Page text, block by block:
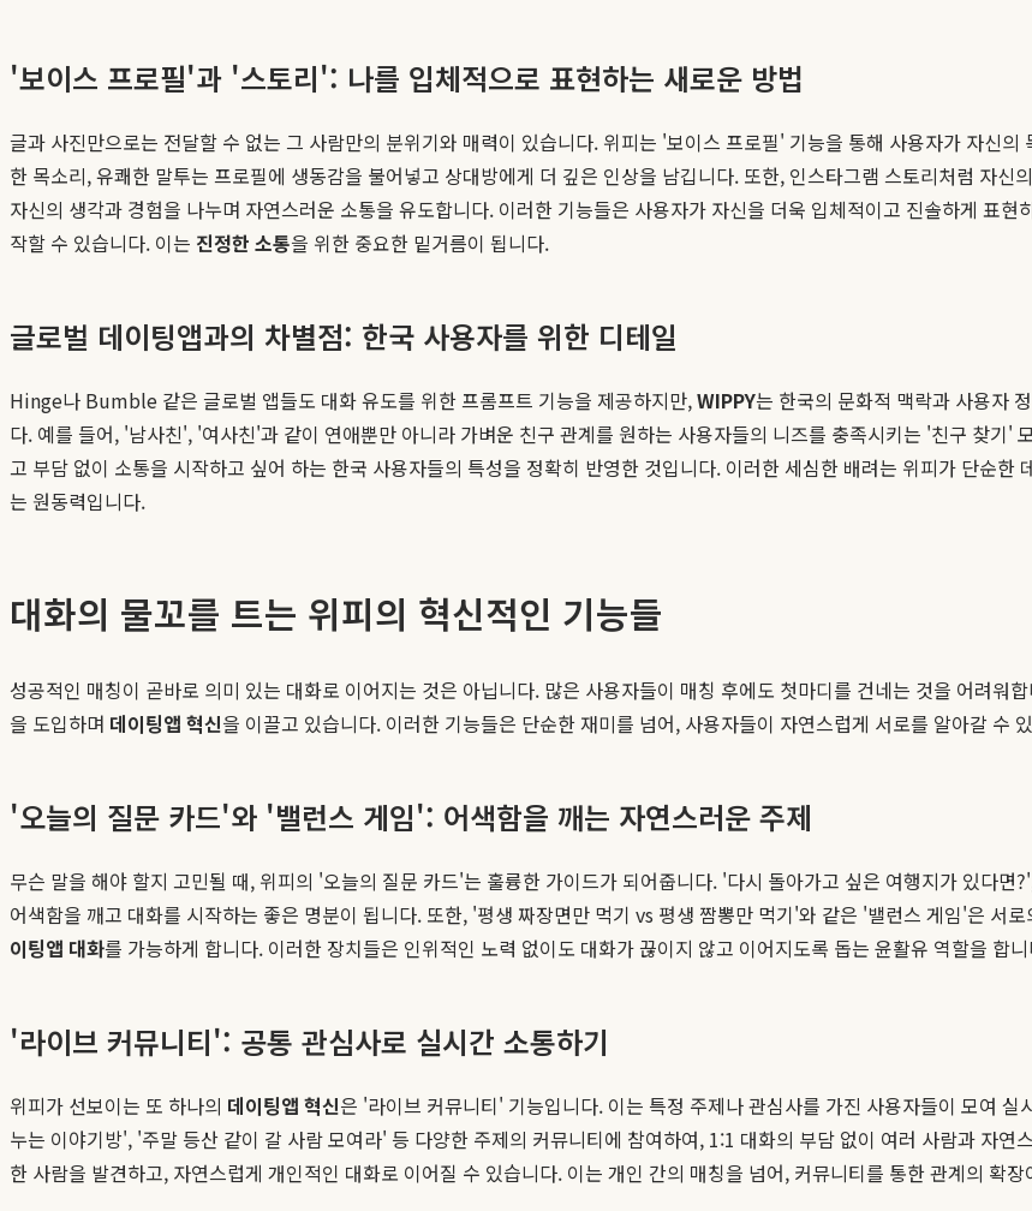
'보이스 프로필'과 '스토리': 나를 입체적으로 표현하는 새로운 방법
글과 사진만으로는 전달할 수 없는 그 사람만의 분위기와 매력이 있습니다. 위피는 '보이스 프로필' 기능을 통해 사용자가 자신
한 목소리, 유쾌한 말투는 프로필에 생동감을 불어넣고 상대방에게 더 깊은 인상을 남깁니다. 또한, 인스타그램 스토리처럼 자
자신의 생각과 경험을 나누며 자연스러운 소통을 유도합니다. 이러한 기능들은 사용자가 자신을 더욱 입체적이고 진솔하게 표
작할 수 있습니다. 이는 진정한 소통을 위한 중요한 밑거름이 됩니다.
글로벌 데이팅앱과의 차별점: 한국 사용자를 위한 디테일
Hinge나 Bumble 같은 글로벌 앱들도 대화 유도를 위한 프롬프트 기능을 제공하지만,WIPPY는 한국의 문화적 맥락과 사용자
다. 예를 들어, '남사친', '여사친'과 같이 연애뿐만 아니라 가벼운 친구 관계를 원하는 사용자들의 니즈를 충족시키는 '친구 찾기'
고 부담 없이 소통을 시작하고 싶어 하는 한국 사용자들의 특성을 정확히 반영한 것입니다. 이러한 세심한 배려는 위피가 단순
는 원동력입니다.
대화의 물꼬를 트는 위피의 혁신적인 기능들
성공적인 매칭이 곧바로 의미 있는 대화로 이어지는 것은 아닙니다. 많은 사용자들이 매칭 후에도 첫마디를 건네는 것을 어려워
을 도입하며 데이팅앱 혁신을 이끌고 있습니다. 이러한 기능들은 단순한 재미를 넘어, 사용자들이 자연스럽게 서로를 알아갈 수
'오늘의 질문 카드'와 '밸런스 게임': 어색함을 깨는 자연스러운 주제
무슨 말을 해야 할지 고민될 때, 위피의 '오늘의 질문 카드'는 훌륭한 가이드가 되어줍니다. '다시 돌아가고 싶은 여행지가 있다
어색함을 깨고 대화를 시작하는 좋은 명분이 됩니다. 또한, '평생 짜장면만 먹기 vs 평생 짬뽕만 먹기'와 같은 '밸런스 게임'은 서
이팅앱 대화를 가능하게 합니다. 이러한 장치들은 인위적인 노력 없이도 대화가 끊이지 않고 이어지도록 돕는 윤활유 역할을 합
'라이브 커뮤니티': 공통 관심사로 실시간 소통하기
위피가 선보이는 또 하나의 데이팅앱 혁신은 '라이브 커뮤니티' 기능입니다. 이는 특정 주제나 관심사를 가진 사용자들이 모여
누는 이야기방', '주말 등산 같이 갈 사람 모여라' 등 다양한 주제의 커뮤니티에 참여하여, 1:1 대화의 부담 없이 여러 사람과 자
한 사람을 발견하고, 자연스럽게 개인적인 대화로 이어질 수 있습니다. 이는 개인 간의 매칭을 넘어, 커뮤니티를 통한 관계의 확